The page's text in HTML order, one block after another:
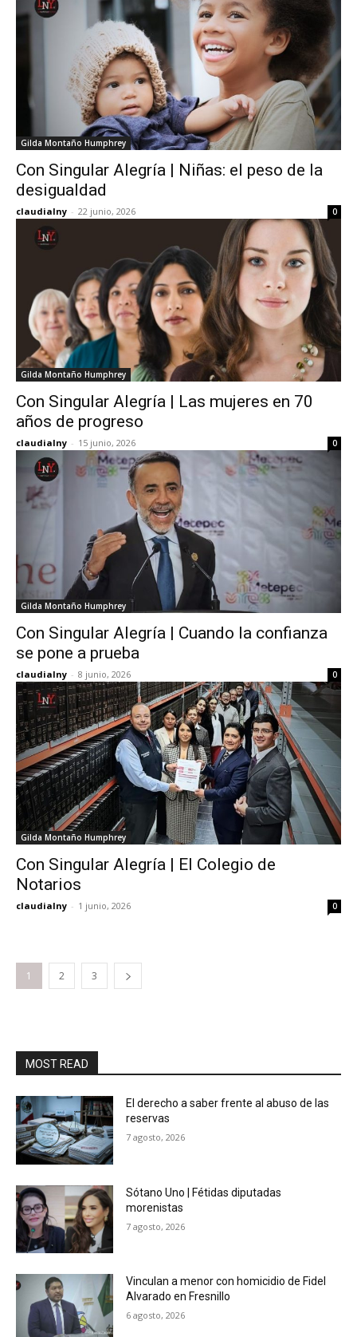
Gilda Montaño Humphrey
Con Singular Alegría | Niñas: el peso de la
desigualdad
claudialny - 22 junio, 2026 0
Gilda Montaño Humphrey
Con Singular Alegría | Las mujeres en 70
años de progreso
claudialny - 15 junio, 2026 0
Gilda Montaño Humphrey
Con Singular Alegría | Cuando la confianza
se pone a prueba
claudialny - 8 junio, 2026 0
Gilda Montaño Humphrey
Con Singular Alegría | El Colegio de
Notarios
claudialny - 1 junio, 2026 0
1 2 3
MOST READ
El derecho a saber frente al abuso de las
reservas
7 agosto, 2026
Sótano Uno | Fétidas diputadas
morenistas
7 agosto, 2026
Vinculan a menor con homicidio de Fidel
Alvarado en Fresnillo
6 agosto, 2026